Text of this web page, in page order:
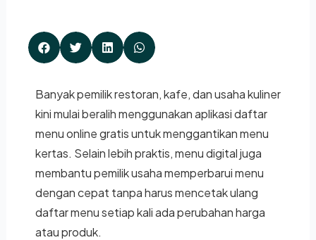
Banyak pemilik restoran, kafe, dan usaha kuliner
kini mulai beralih menggunakan aplikasi daftar
menu online gratis untuk menggantikan menu
kertas. Selain lebih praktis, menu digital juga
membantu pemilik usaha memperbarui menu
dengan cepat tanpa harus mencetak ulang
daftar menu setiap kali ada perubahan harga
atau produk.